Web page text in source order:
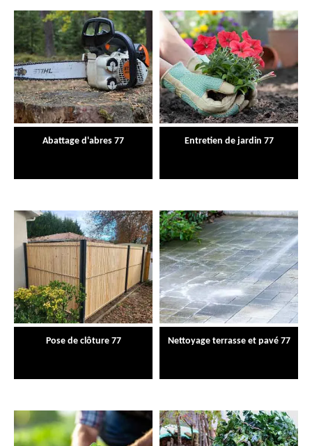
Abattage d'abres 77 Entretien de jardin 77
Pose de clôture 77 Nettoyage terrasse et pavé 77